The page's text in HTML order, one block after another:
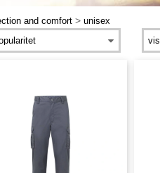
and comfort > unisex